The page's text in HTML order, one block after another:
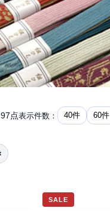
点表示件数： 40件 60件
SALE